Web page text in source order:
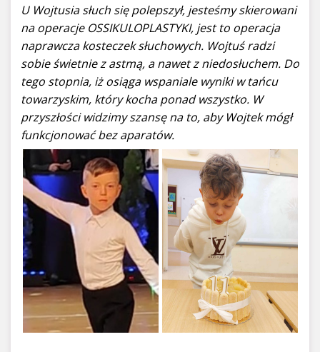
U Wojtusia słuch się polepszył, jesteśmy skierowani
na operacje OSSIKULOPLASTYKI, jest to operacja
naprawcza kosteczek słuchowych. Wojtuś radzi
sobie świetnie z astmą, a nawet z niedosłuchem. Do
tego stopnia, iż osiąga wspaniale wyniki w tańcu
towarzyskim, który kocha ponad wszystko. W
przyszłości widzimy szansę na to, aby Wojtek mógł
funkcjonować bez aparatów.